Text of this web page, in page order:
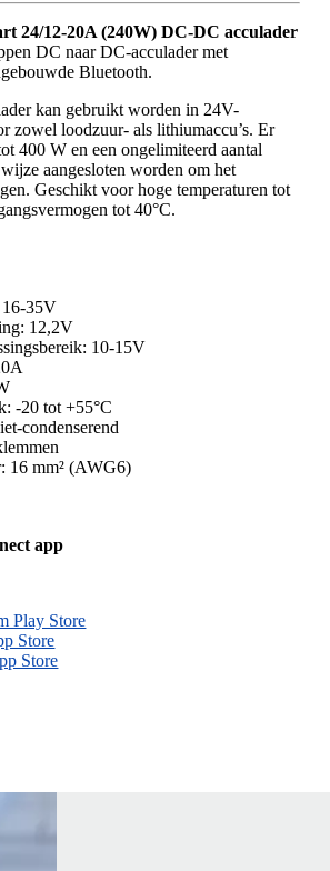
24/12-20A (240W) DC-DC acculader
DC naar DC-acculader met
Bluetooth.
kan gebruikt worden in 24V-
zowel loodzuur- als lithiumaccu’s. Er
400 W en een ongelimiteerd aantal
aangesloten worden om het
Geschikt voor hoge temperaturen tot
tot 40°C.
16-35V
12,2V
10-15V
-20 tot +55°C
condenserend
16 mm² (AWG6)
app
Play Store
Store
Store